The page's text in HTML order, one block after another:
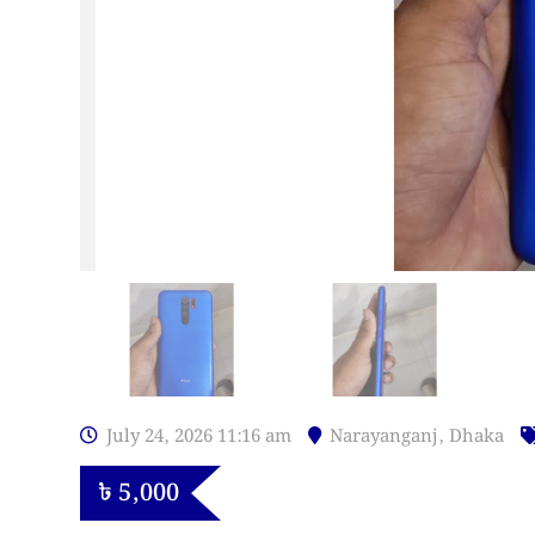
July 24, 2026 11:16 am Narayanganj, Dhaka
৳ 5,000